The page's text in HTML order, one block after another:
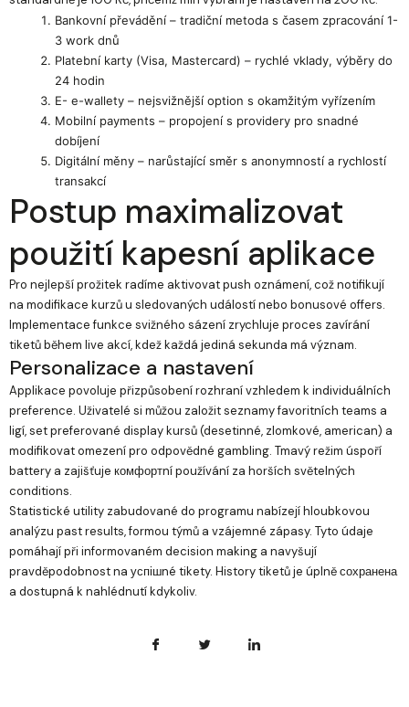
Bankovní převádění – tradiční metoda s časem zpracování 1-
3 work dnů
Platební karty (Visa, Mastercard) – rychlé vklady, výběry do
24 hodin
E- e-wallety – nejsvižnější option s okamžitým vyřízením
Mobilní payments – propojení s providery pro snadné
dobíjení
Digitální měny – narůstající směr s anonymností a rychlostí
transakcí
Postup maximalizovat
použití kapesní aplikace
Pro nejlepší prožitek radíme aktivovat push oznámení, což notifikují
na modifikace kurzů u sledovaných událostí nebo bonusové offers.
Implementace funkce svižného sázení zrychluje proces zavírání
tiketů během live akcí, kdež každá jediná sekunda má význam.
Personalizace a nastavení
Applikace povoluje přizpůsobení rozhraní vzhledem k individuálních
preference. Uživatelé si můžou založit seznamy favoritních teams a
ligí, set preferované display kursů (desetinné, zlomkové, american) a
modifikovat omezení pro odpovědné gambling. Tmavý režim úspoří
battery a zajišťuje комфортní používání za horších světelných
conditions.
Statistické utility zabudované do programu nabízejí hloubkovou
analýzu past results, formou týmů a vzájemné zápasy. Tyto údaje
pomáhají při informovaném decision making a navyšují
pravděpodobnost na успішné tikety. History tiketů je úplně сохранена
a dostupná k nahlédnutí kdykoliv.